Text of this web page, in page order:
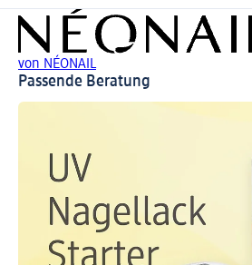
von NÉONAIL
Passende Beratung